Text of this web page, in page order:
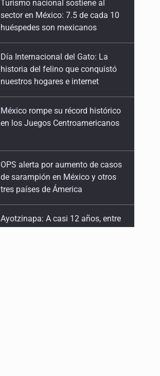
Día Internacional del Gato: La
México rompe su récord histórico
Ayotzinapa: A casi 12 años, entre